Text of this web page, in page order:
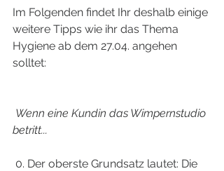
Im Folgenden findet Ihr deshalb einige
weitere Tipps wie ihr das Thema
Hygiene ab dem 27.04. angehen
solltet:
Wenn eine Kundin das Wimpernstudio
betritt...